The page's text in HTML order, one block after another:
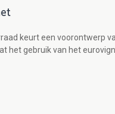
keurt een voorontwerp
het gebruik van het